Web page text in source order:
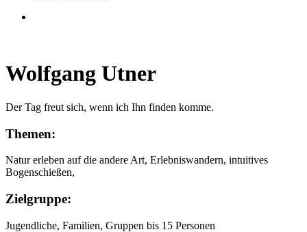
Wolfgang Utner
Der Tag freut sich, wenn ich Ihn finden komme.
Themen:
Natur erleben auf die andere Art, Erlebniswandern, intuitives
Bogenschießen,
Zielgruppe:
Jugendliche, Familien, Gruppen bis 15 Personen